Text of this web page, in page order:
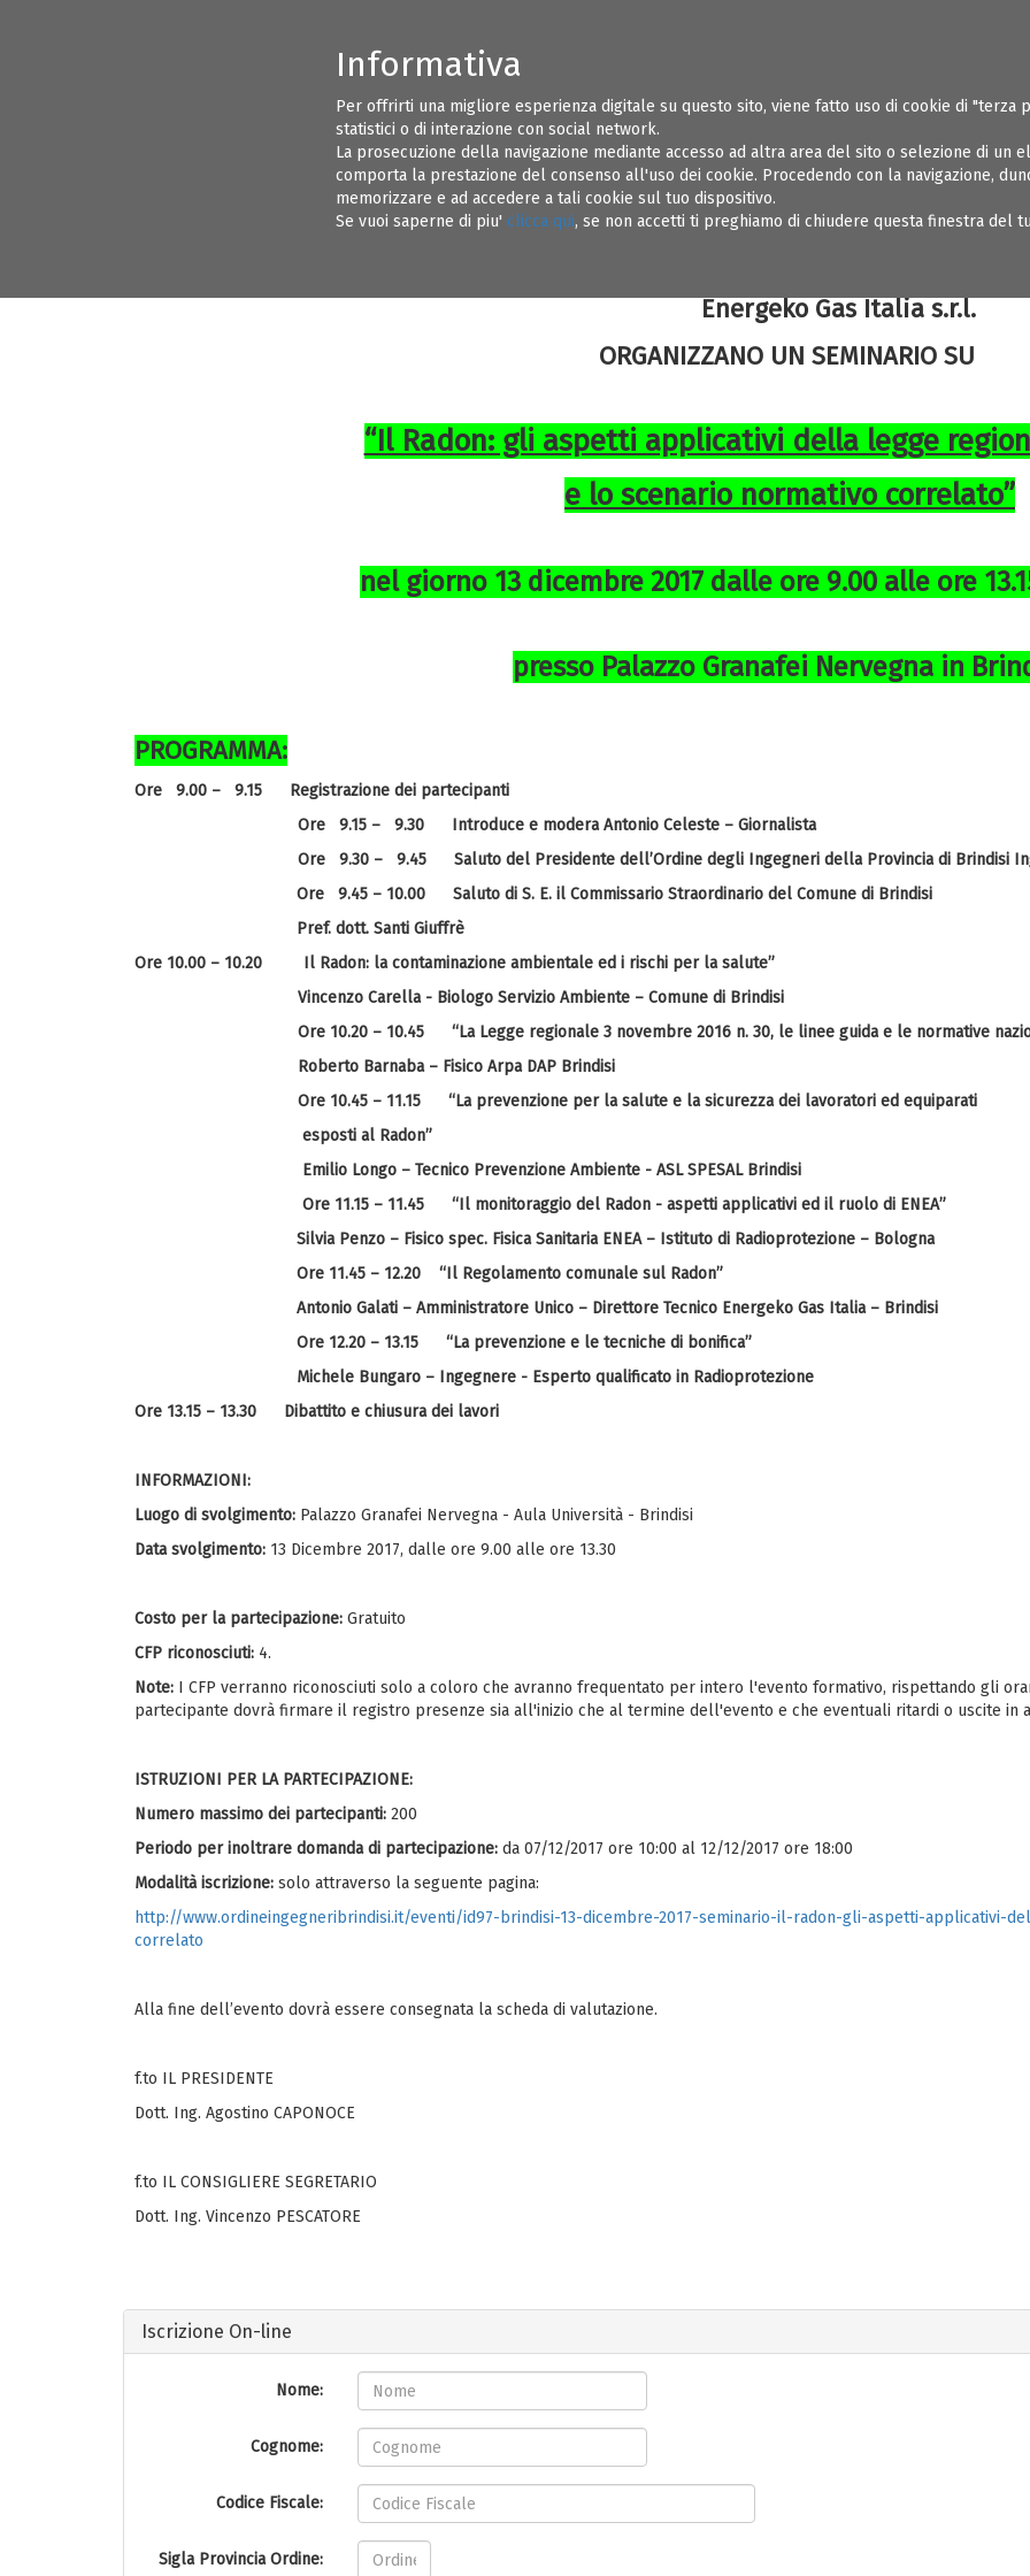
Informativa
Per offrirti una migliore esperienza digitale su questo sito, viene fatto uso di cookie di "terza
statistici o di interazione con social network.
La prosecuzione della navigazione mediante accesso ad altra area del sito o selezione di un
comporta la prestazione del consenso all'uso dei cookie. Procedendo con la navigazione,
memorizzare e ad accedere a tali cookie sul tuo dispositivo.
Se vuoi saperne di piu' clicca qui, se non accetti ti preghiamo di chiudere questa finestra del
CONSIGLIO DIRETTIVO ORDINE INGEGNERI BRINDISI INFORMAZIONI UTILI SOSPENSIONI REGOLAMENTI AMMINISTRAZIONE
L’ORDINE DEGLI INGEGNERI DELLA PROVINCIA
Energeko Gas Italia s.r.l.
ORGANIZZANO UN SEMINARIO SU
“Il Radon: gli aspetti applicativi della legge
e lo scenario normativo correlato”
nel giorno 13 dicembre 2017 dalle ore 9.00 alle ore
presso Palazzo Granafei Nervegna in
PROGRAMMA:
Ore 9.00 – 9.15 Registrazione dei partecipanti
Ore 9.15 – 9.30 Introduce e modera Antonio Celeste – Giornalista
Ore 9.30 – 9.45 Saluto del Presidente dell’Ordine degli Ingegneri della Provincia di Brindisi
Ore 9.45 – 10.00 Saluto di S. E. il Commissario Straordinario del Comune di Brindisi
Pref. dott. Santi Giuffrè
Ore 10.00 – 10.20 Il Radon: la contaminazione ambientale ed i rischi per la salute”
Vincenzo Carella - Biologo Servizio Ambiente – Comune di Brindisi
Ore 10.20 – 10.45 “La Legge regionale 3 novembre 2016 n. 30, le linee guida e le normative
Roberto Barnaba – Fisico Arpa DAP Brindisi
Ore 10.45 – 11.15 “La prevenzione per la salute e la sicurezza dei lavoratori ed equiparati
esposti al Radon”
Emilio Longo – Tecnico Prevenzione Ambiente - ASL SPESAL Brindisi
Ore 11.15 – 11.45 “Il monitoraggio del Radon - aspetti applicativi ed il ruolo di ENEA”
Silvia Penzo – Fisico spec. Fisica Sanitaria ENEA – Istituto di Radioprotezione – Bologna
Ore 11.45 – 12.20 “Il Regolamento comunale sul Radon”
Antonio Galati – Amministratore Unico – Direttore Tecnico Energeko Gas Italia – Brindisi
Ore 12.20 – 13.15 “La prevenzione e le tecniche di bonifica”
Michele Bungaro – Ingegnere - Esperto qualificato in Radioprotezione
Ore 13.15 – 13.30 Dibattito e chiusura dei lavori
INFORMAZIONI:
Luogo di svolgimento: Palazzo Granafei Nervegna - Aula Università - Brindisi
Data svolgimento: 13 Dicembre 2017, dalle ore 9.00 alle ore 13.30
Costo per la partecipazione: Gratuito
CFP riconosciuti: 4.
Note: I CFP verranno riconosciuti solo a coloro che avranno frequentato per intero l'evento formativo, rispettando gli
partecipante dovrà firmare il registro presenze sia all'inizio che al termine dell'evento e che eventuali ritardi o uscite in
ISTRUZIONI PER LA PARTECIPAZIONE:
Numero massimo dei partecipanti: 200
Periodo per inoltrare domanda di partecipazione: da 07/12/2017 ore 10:00 al 12/12/2017 ore 18:00
Modalità iscrizione: solo attraverso la seguente pagina:
http://www.ordineingegneribrindisi.it/eventi/id97-brindisi-13-dicembre-2017-seminario-il-radon-gli-aspetti-applicativi-
correlato
Alla fine dell’evento dovrà essere consegnata la scheda di valutazione.
f.to IL PRESIDENTE
Dott. Ing. Agostino CAPONOCE
f.to IL CONSIGLIERE SEGRETARIO
Dott. Ing. Vincenzo PESCATORE
Iscrizione On-line
Nome:
Cognome:
Codice Fiscale:
Sigla Provincia Ordine: